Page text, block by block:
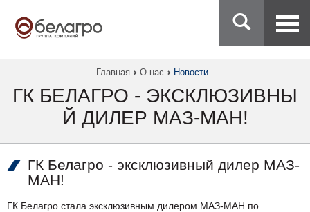
Главная О нас Новости
ГК БЕЛАГРО - ЭКСКЛЮЗИВНЫ
Й ДИЛЕР МАЗ-МАН!
ГК Белагро - эксклюзивный дилер МАЗ-
МАН!
ГК Белагро стала эксклюзивным дилером МАЗ-МАН по